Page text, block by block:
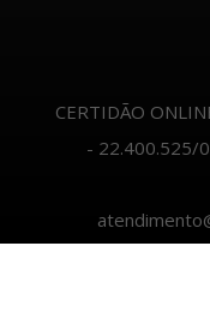
CERTIDÃO
- 22.400.525/